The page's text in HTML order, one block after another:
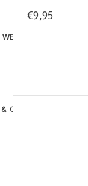
DESIGN
CULTUUR
brand uren en
€9,95